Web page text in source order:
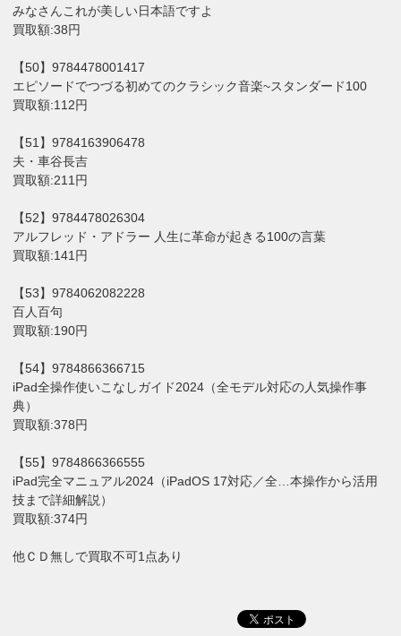
みなさんこれが美しい日本語ですよ
買取額:38円
【50】9784478001417
エピソードでつづる初めてのクラシック音楽~スタンダード100
買取額:112円
【51】9784163906478
夫・車谷長吉
買取額:211円
【52】9784478026304
アルフレッド・アドラー 人生に革命が起きる100の言葉
買取額:141円
【53】9784062082228
百人百句
買取額:190円
【54】9784866366715
iPad全操作使いこなしガイド2024（全モデル対応の人気操作事
典）
買取額:378円
【55】9784866366555
iPad完全マニュアル2024（iPadOS 17対応／全…本操作から活用
技まで詳細解説）
買取額:374円
他ＣＤ無しで買取不可1点あり